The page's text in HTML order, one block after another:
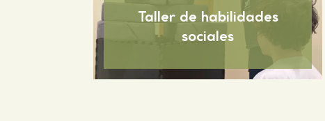
Taller de habilidades
sociales